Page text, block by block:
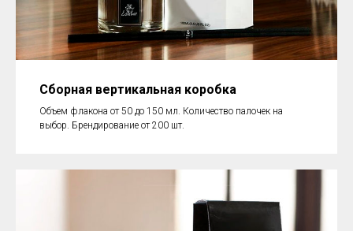
Сборная вертикальная коробка
Объем флакона от 50 до 150 мл. Количество палочек на
выбор. Брендирование от 200 шт.